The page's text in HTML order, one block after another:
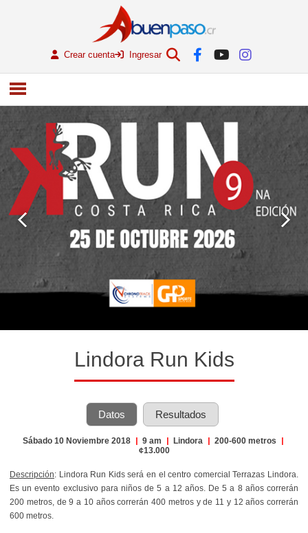
Crear cuenta Ingresar
Lindora Run Kids
Datos Resultados
Sábado 10 Noviembre 2018 | 9 am | Lindora | 200-600 metros
|
¢13.000
Descripción: Lindora Run Kids será en el centro comercial Terrazas Lindora.
Es un evento exclusivo para niños de 5 a 12 años. De 5 a 8 años correrán
200 metros, de 9 a 10 años correrán 400 metros y de 11 y 12 años correrán
600 metros.